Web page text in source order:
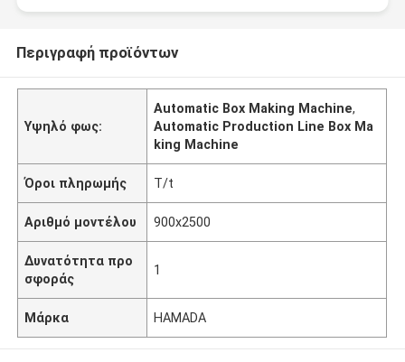
Περιγραφή προϊόντων
Υψηλό φως:
Automatic Box Making Machine,
Automatic Production Line Box Ma
king Machine
Όροι πληρωμής T/t
Αριθμό μοντέλου 900x2500
Δυνατότητα προ
σφοράς
1
Μάρκα HAMADA